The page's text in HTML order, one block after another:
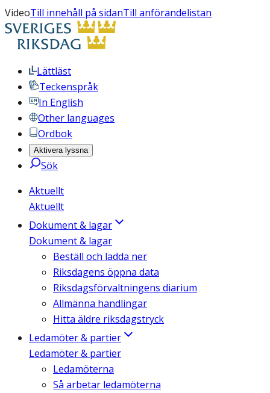
VideoTill innehåll på sidanTill anförandelistan
Lättläst
Teckenspråk
In English
Other languages
Ordbok
Aktivera lyssna
Sök
Aktuellt
Aktuellt
Dokument & lagar
Dokument & lagar
Beställ och ladda ner
Riksdagens öppna data
Riksdagsförvaltningens diarium
Allmänna handlingar
Hitta äldre riksdagstryck
Ledamöter & partier
Ledamöter & partier
Ledamöterna
Så arbetar ledamöterna